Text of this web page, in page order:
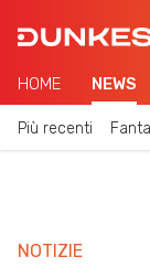
HOME NEWS
Più recenti
NOTIZIE